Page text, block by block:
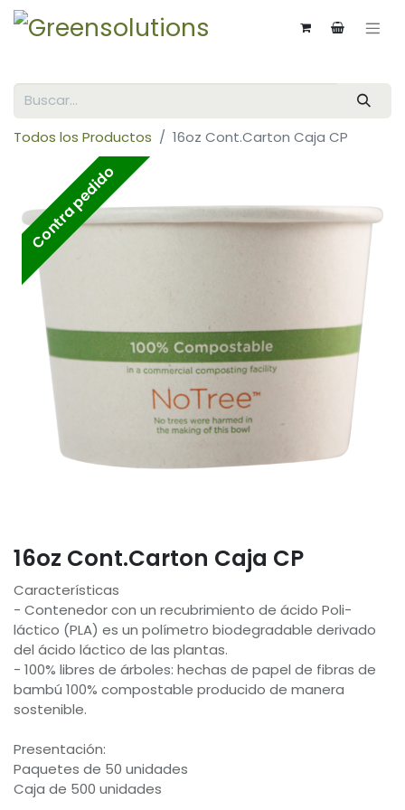
Todos los Productos 16oz Cont.Carton Caja CP
Contra pedido
16oz Cont.Carton Caja CP
Características
- Contenedor con un recubrimiento de ácido Poli-
láctico (PLA) es un polímetro biodegradable derivado
del ácido láctico de las plantas.
- 100% libres de árboles: hechas de papel de fibras de
bambú 100% compostable producido de manera
sostenible.
Presentación:
Paquetes de 50 unidades
Caja de 500 unidades